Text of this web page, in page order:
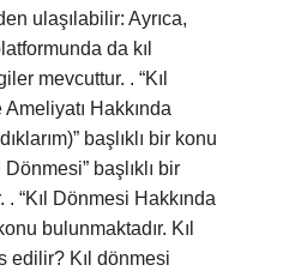
ulaşılabilir: Ayrıca,
da kıl
mevcuttur. . “Kıl
Hakkında
başlıklı bir konu
Dönmesi” başlıklı bir
. “Kıl Dönmesi Hakkında
bulunmaktadır. Kıl
edilir? Kıl dönmesi